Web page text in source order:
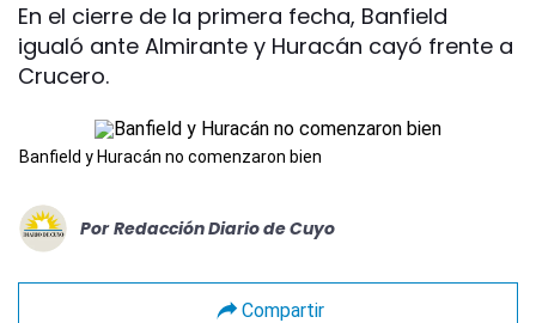
En el cierre de la primera fecha, Banfield
igualó ante Almirante y Huracán cayó frente a
Crucero.
Banfield y Huracán no comenzaron bien
Por Redacción Diario de Cuyo
Compartir